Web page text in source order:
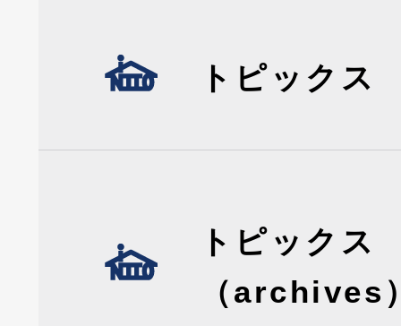
トピックス
トピックス
（archives